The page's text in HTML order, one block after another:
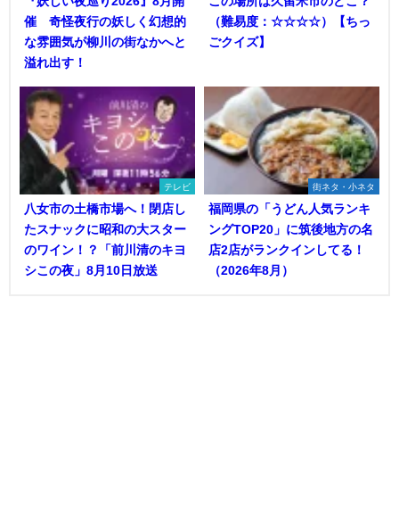
催 奇怪夜行の妖しく幻想的
な雰囲気が柳川の街なかへと
溢れ出す！
（難易度：☆☆☆☆）【ちっ
ごクイズ】
テレビ
八女市の土橋市場へ！閉店し
たスナックに昭和の大スター
のワイン！？「前川清のキヨ
シこの夜」8月10日放送
街ネタ・小ネタ
福岡県の「うどん人気ランキ
ングTOP20」に筑後地方の名
店2店がランクインしてる！
（2026年8月）